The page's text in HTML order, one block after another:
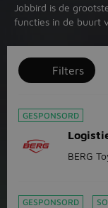
Jobbird is de
functies in de buurt
Filters
GESPONSORD
BERG
GESPONSORD